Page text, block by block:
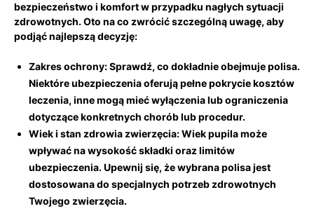
bezpieczeństwo i komfort w przypadku nagłych sytuacji
zdrowotnych. Oto na co ‍zwrócić szczególną uwagę, aby
podjąć najlepszą decyzję:
Zakres ochrony:Sprawdź, co dokładnie obejmuje polisa.
Niektóre ubezpieczenia‍ oferują pełne pokrycie kosztów
leczenia, inne mogą mieć wyłączenia lub ograniczenia
‍dotyczące konkretnych chorób lub procedur.
Wiek i stan zdrowia zwierzęcia:‌Wiek pupila może
wpływać⁣ na wysokość składki oraz limitów
ubezpieczenia. Upewnij się,‍ że ⁤wybrana polisa jest
dostosowana do specjalnych potrzeb zdrowotnych
Twojego zwierzęcia.